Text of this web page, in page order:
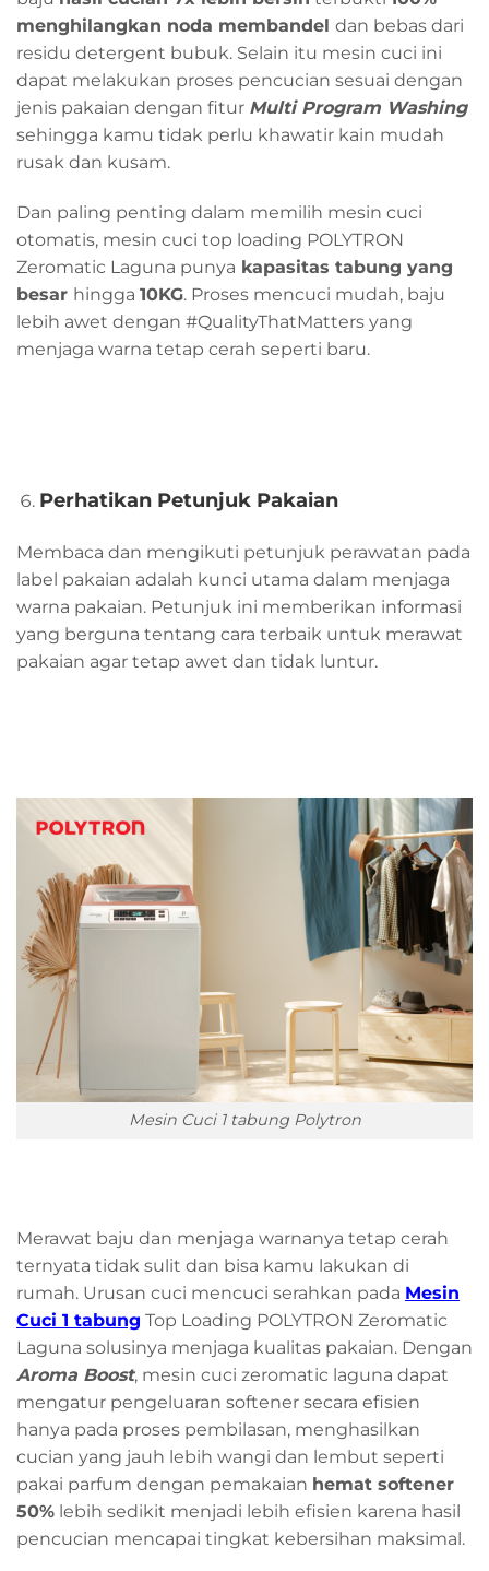
menghilangkan noda membandel dan bebas dari
residu detergent bubuk. Selain itu mesin cuci ini
dapat melakukan proses pencucian sesuai dengan
jenis pakaian dengan fitur Multi Program Washing
sehingga kamu tidak perlu khawatir kain mudah
rusak dan kusam.
Dan paling penting dalam memilih mesin cuci
otomatis, mesin cuci top loading POLYTRON
Zeromatic Laguna punya kapasitas tabung yang
besar hingga 10KG. Proses mencuci mudah, baju
lebih awet dengan #QualityThatMatters yang
menjaga warna tetap cerah seperti baru.
Perhatikan Petunjuk Pakaian
Membaca dan mengikuti petunjuk perawatan pada
label pakaian adalah kunci utama dalam menjaga
warna pakaian. Petunjuk ini memberikan informasi
yang berguna tentang cara terbaik untuk merawat
pakaian agar tetap awet dan tidak luntur.
Mesin Cuci 1 tabung Polytron
Merawat baju dan menjaga warnanya tetap cerah
ternyata tidak sulit dan bisa kamu lakukan di
rumah. Urusan cuci mencuci serahkan pada Mesin
Cuci 1 tabung Top Loading POLYTRON Zeromatic
Laguna solusinya menjaga kualitas pakaian. Dengan
Aroma Boost, mesin cuci zeromatic laguna dapat
mengatur pengeluaran softener secara efisien
hanya pada proses pembilasan, menghasilkan
cucian yang jauh lebih wangi dan lembut seperti
pakai parfum dengan pemakaian hemat softener
50% lebih sedikit menjadi lebih efisien karena hasil
pencucian mencapai tingkat kebersihan maksimal.